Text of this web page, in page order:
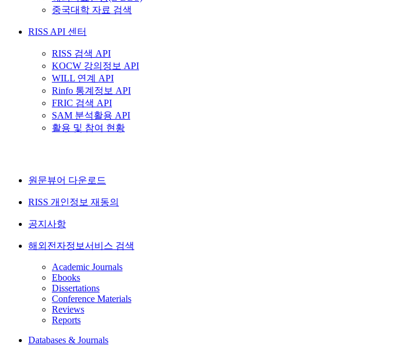
중국대학 자료 검색
RISS API 센터
RISS 검색 API
KOCW 강의정보 API
WILL 연계 API
Rinfo 통계정보 API
FRIC 검색 API
SAM 분석활용 API
활용 및 참여 현황
원문뷰어 다운로드
RISS 개인정보 재동의
공지사항
해외전자정보서비스 검색
Academic Journals
Ebooks
Dissertations
Conference Materials
Reviews
Reports
Databases & Journals